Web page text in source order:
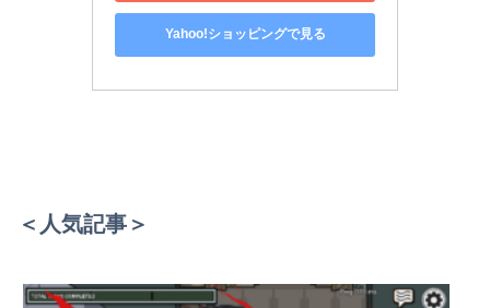
Yahoo!ショッピングで見る
＜人気記事＞